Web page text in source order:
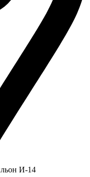
И-14